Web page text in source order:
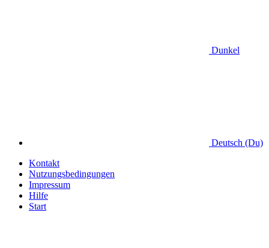
Dunkel
Deutsch (Du)
Kontakt
Nutzungsbedingungen
Impressum
Hilfe
Start